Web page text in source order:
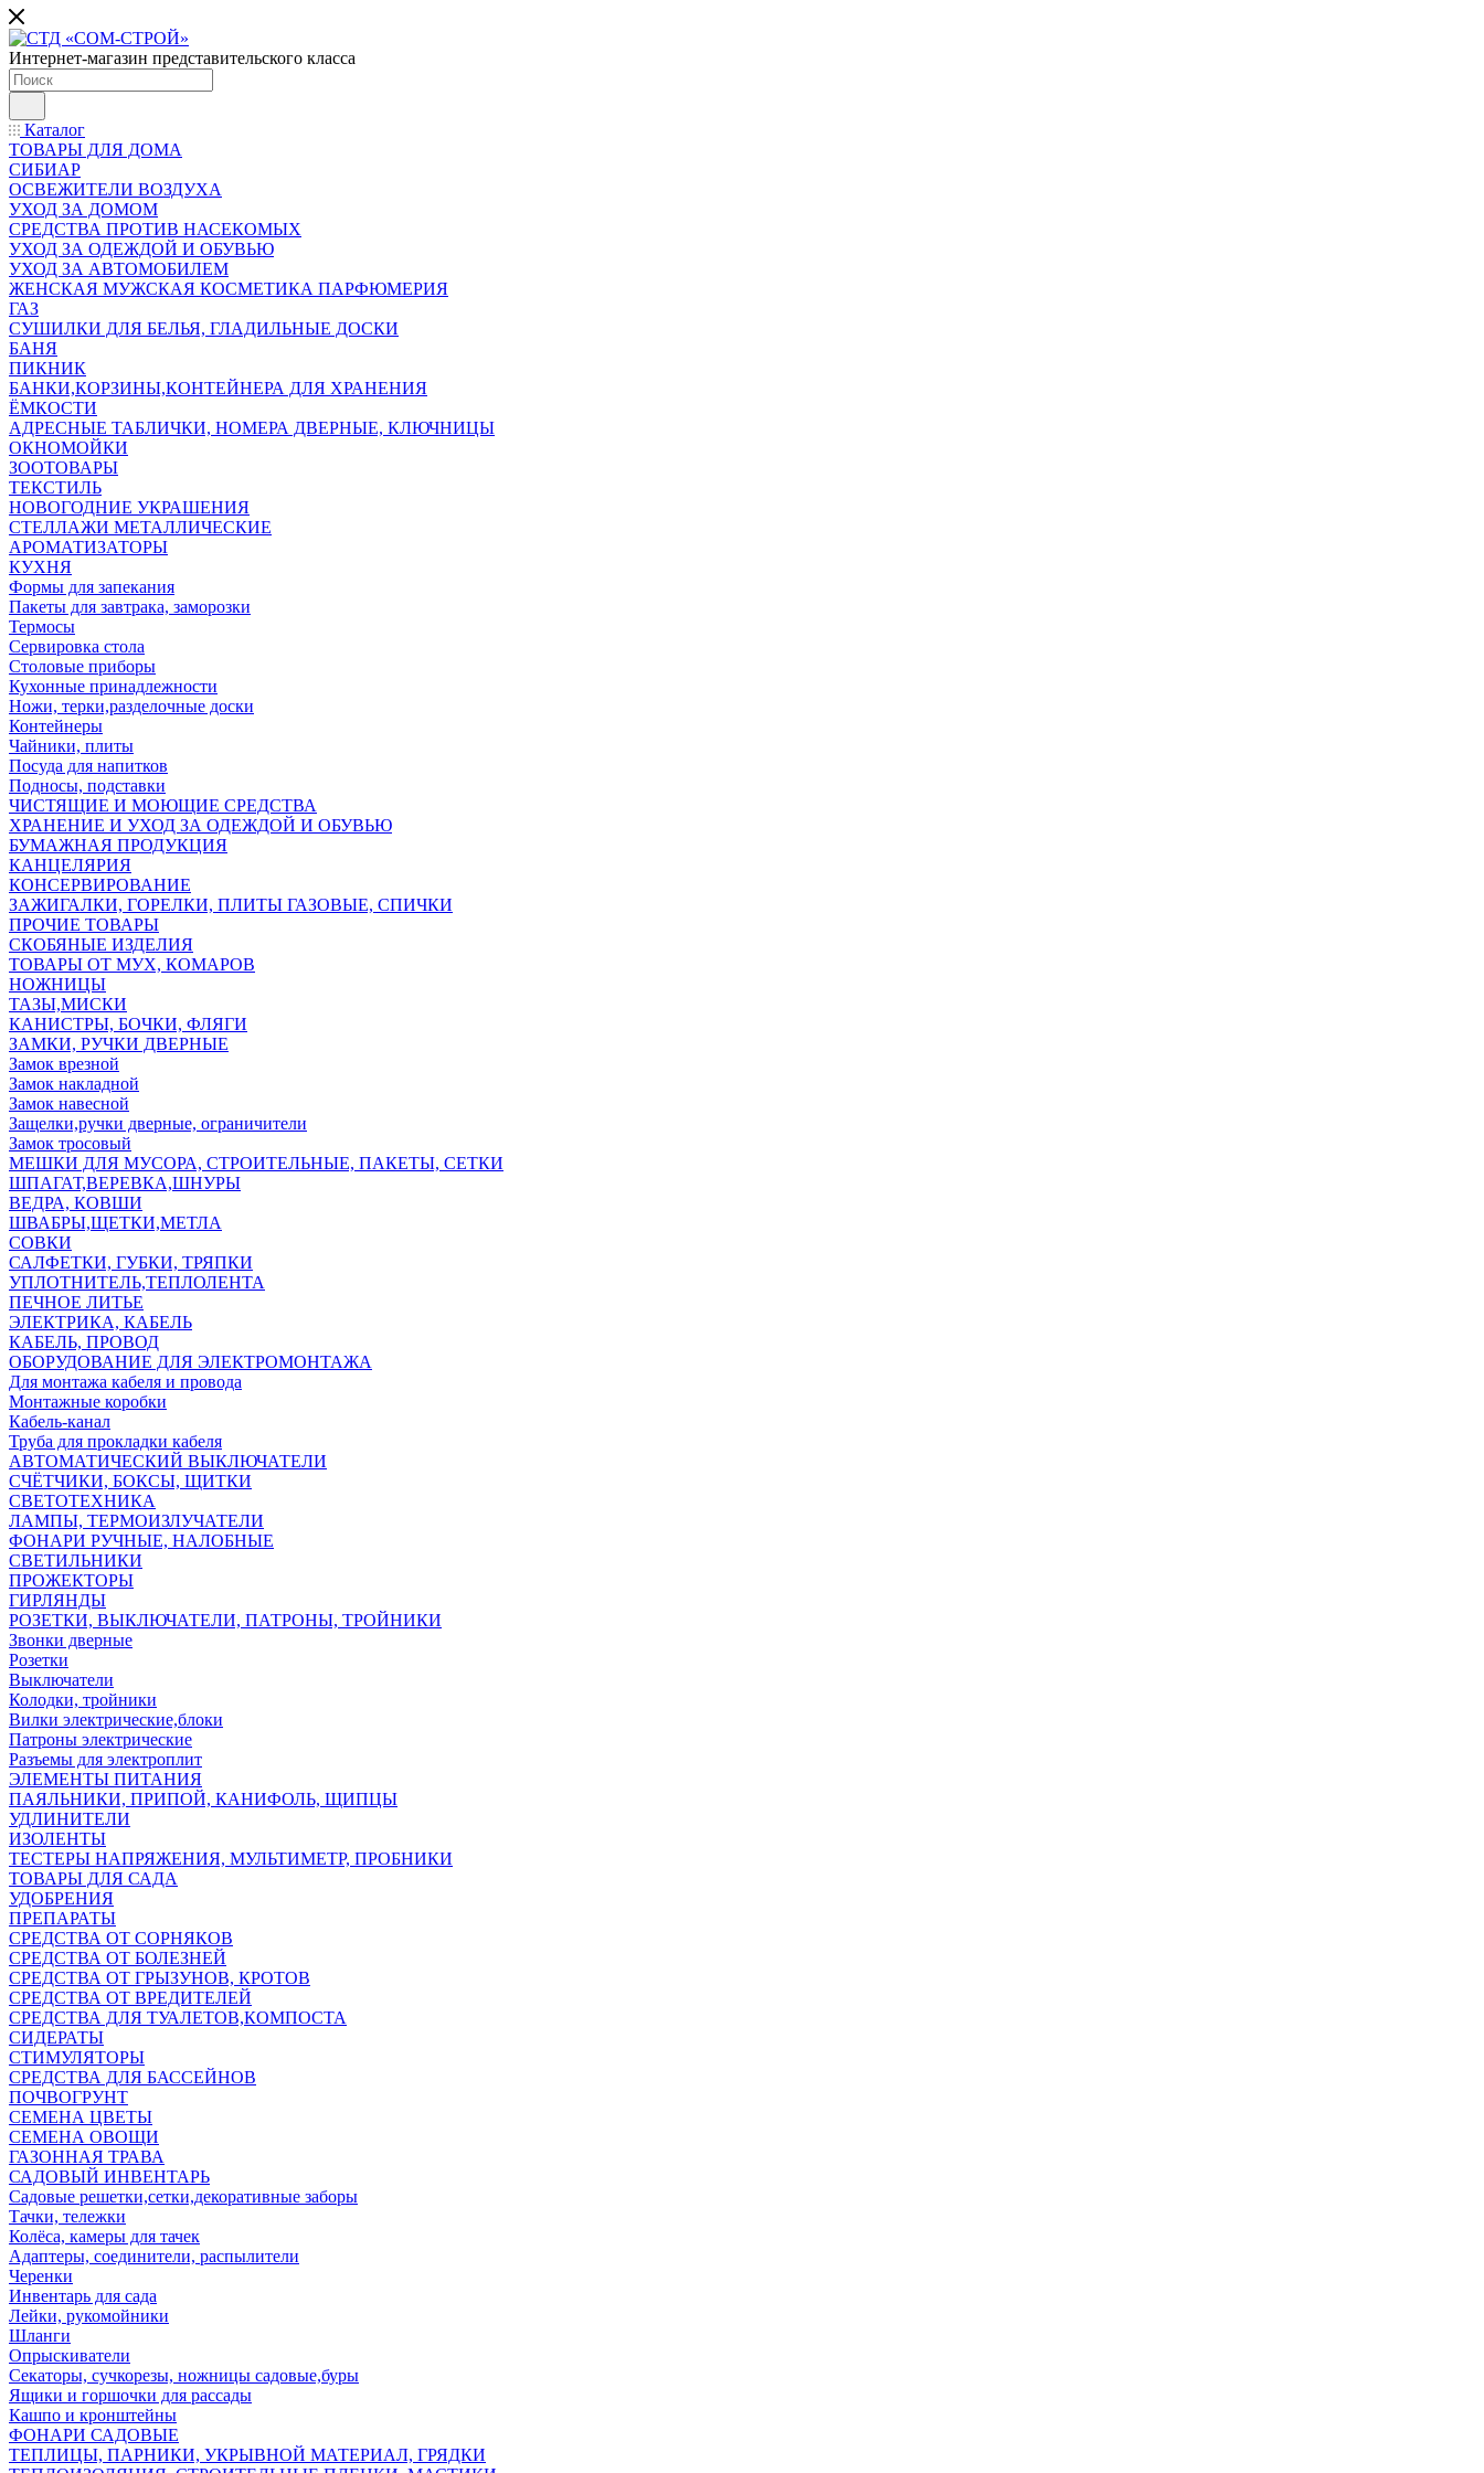
Интернет-магазин представительского класса
Каталог
ТОВАРЫ ДЛЯ ДОМА
СИБИАР
ОСВЕЖИТЕЛИ ВОЗДУХА
УХОД ЗА ДОМОМ
СРЕДСТВА ПРОТИВ НАСЕКОМЫХ
УХОД ЗА ОДЕЖДОЙ И ОБУВЬЮ
УХОД ЗА АВТОМОБИЛЕМ
ЖЕНСКАЯ МУЖСКАЯ КОСМЕТИКА ПАРФЮМЕРИЯ
ГАЗ
СУШИЛКИ ДЛЯ БЕЛЬЯ, ГЛАДИЛЬНЫЕ ДОСКИ
БАНЯ
ПИКНИК
БАНКИ,КОРЗИНЫ,КОНТЕЙНЕРА ДЛЯ ХРАНЕНИЯ
ЁМКОСТИ
АДРЕСНЫЕ ТАБЛИЧКИ, НОМЕРА ДВЕРНЫЕ, КЛЮЧНИЦЫ
ОКНОМОЙКИ
ЗООТОВАРЫ
ТЕКСТИЛЬ
НОВОГОДНИЕ УКРАШЕНИЯ
СТЕЛЛАЖИ МЕТАЛЛИЧЕСКИЕ
АРОМАТИЗАТОРЫ
КУХНЯ
Формы для запекания
Пакеты для завтрака, заморозки
Термосы
Сервировка стола
Столовые приборы
Кухонные принадлежности
Ножи, терки,разделочные доски
Контейнеры
Чайники, плиты
Посуда для напитков
Подносы, подставки
ЧИСТЯЩИЕ И МОЮЩИЕ СРЕДСТВА
ХРАНЕНИЕ И УХОД ЗА ОДЕЖДОЙ И ОБУВЬЮ
БУМАЖНАЯ ПРОДУКЦИЯ
КАНЦЕЛЯРИЯ
КОНСЕРВИРОВАНИЕ
ЗАЖИГАЛКИ, ГОРЕЛКИ, ПЛИТЫ ГАЗОВЫЕ, СПИЧКИ
ПРОЧИЕ ТОВАРЫ
СКОБЯНЫЕ ИЗДЕЛИЯ
ТОВАРЫ ОТ МУХ, КОМАРОВ
НОЖНИЦЫ
ТАЗЫ,МИСКИ
КАНИСТРЫ, БОЧКИ, ФЛЯГИ
ЗАМКИ, РУЧКИ ДВЕРНЫЕ
Замок врезной
Замок накладной
Замок навесной
Защелки,ручки дверные, ограничители
Замок тросовый
МЕШКИ ДЛЯ МУСОРА, СТРОИТЕЛЬНЫЕ, ПАКЕТЫ, СЕТКИ
ШПАГАТ,ВЕРЕВКА,ШНУРЫ
ВЕДРА, КОВШИ
ШВАБРЫ,ЩЕТКИ,МЕТЛА
СОВКИ
САЛФЕТКИ, ГУБКИ, ТРЯПКИ
УПЛОТНИТЕЛЬ,ТЕПЛОЛЕНТА
ПЕЧНОЕ ЛИТЬЕ
ЭЛЕКТРИКА, КАБЕЛЬ
КАБЕЛЬ, ПРОВОД
ОБОРУДОВАНИЕ ДЛЯ ЭЛЕКТРОМОНТАЖА
Для монтажа кабеля и провода
Монтажные коробки
Кабель-канал
Труба для прокладки кабеля
АВТОМАТИЧЕСКИЙ ВЫКЛЮЧАТЕЛИ
СЧЁТЧИКИ, БОКСЫ, ЩИТКИ
СВЕТОТЕХНИКА
ЛАМПЫ, ТЕРМОИЗЛУЧАТЕЛИ
ФОНАРИ РУЧНЫЕ, НАЛОБНЫЕ
СВЕТИЛЬНИКИ
ПРОЖЕКТОРЫ
ГИРЛЯНДЫ
РОЗЕТКИ, ВЫКЛЮЧАТЕЛИ, ПАТРОНЫ, ТРОЙНИКИ
Звонки дверные
Розетки
Выключатели
Колодки, тройники
Вилки электрические,блоки
Патроны электрические
Разъемы для электроплит
ЭЛЕМЕНТЫ ПИТАНИЯ
ПАЯЛЬНИКИ, ПРИПОЙ, КАНИФОЛЬ, ЩИПЦЫ
УДЛИНИТЕЛИ
ИЗОЛЕНТЫ
ТЕСТЕРЫ НАПРЯЖЕНИЯ, МУЛЬТИМЕТР, ПРОБНИКИ
ТОВАРЫ ДЛЯ САДА
УДОБРЕНИЯ
ПРЕПАРАТЫ
СРЕДСТВА ОТ СОРНЯКОВ
СРЕДСТВА ОТ БОЛЕЗНЕЙ
СРЕДСТВА ОТ ГРЫЗУНОВ, КРОТОВ
СРЕДСТВА ОТ ВРЕДИТЕЛЕЙ
СРЕДСТВА ДЛЯ ТУАЛЕТОВ,КОМПОСТА
СИДЕРАТЫ
СТИМУЛЯТОРЫ
СРЕДСТВА ДЛЯ БАССЕЙНОВ
ПОЧВОГРУНТ
СЕМЕНА ЦВЕТЫ
СЕМЕНА ОВОЩИ
ГАЗОННАЯ ТРАВА
САДОВЫЙ ИНВЕНТАРЬ
Садовые решетки,сетки,декоративные заборы
Тачки, тележки
Колёса, камеры для тачек
Адаптеры, соединители, распылители
Черенки
Инвентарь для сада
Лейки, рукомойники
Шланги
Опрыскиватели
Секаторы, сучкорезы, ножницы садовые,буры
Ящики и горшочки для рассады
Кашпо и кронштейны
ФОНАРИ САДОВЫЕ
ТЕПЛИЦЫ, ПАРНИКИ, УКРЫВНОЙ МАТЕРИАЛ, ГРЯДКИ